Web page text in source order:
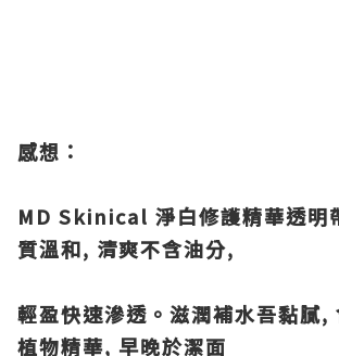
感想：
MD Skinical 淨白修護精華透明
質溫和, 清爽不含油分,
輕盈快速滲透。滋潤補水吾黏膩,
植物精華, 早晚於潔面